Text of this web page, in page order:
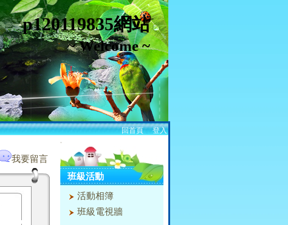
p120119835網站
~ Welcome ~
回首頁、登入
我要留言
:::
班級活動
活動相簿
班級電視牆